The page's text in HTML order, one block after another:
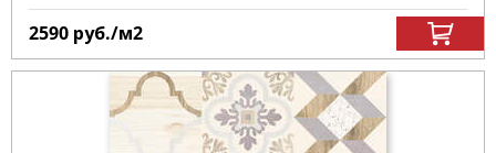
2590 руб./м2